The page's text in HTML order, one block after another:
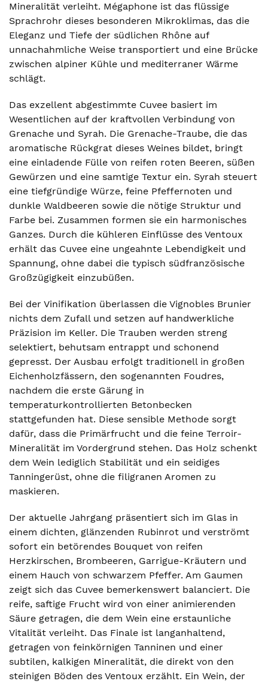
Mineralität verleiht. Mégaphone ist das flüssige
Sprachrohr dieses besonderen Mikroklimas, das die
Eleganz und Tiefe der südlichen Rhône auf
unnachahmliche Weise transportiert und eine Brücke
zwischen alpiner Kühle und mediterraner Wärme
schlägt.
Das exzellent abgestimmte Cuvee basiert im
Wesentlichen auf der kraftvollen Verbindung von
Grenache und Syrah. Die Grenache-Traube, die das
aromatische Rückgrat dieses Weines bildet, bringt
eine einladende Fülle von reifen roten Beeren, süßen
Gewürzen und eine samtige Textur ein. Syrah steuert
eine tiefgründige Würze, feine Pfeffernoten und
dunkle Waldbeeren sowie die nötige Struktur und
Farbe bei. Zusammen formen sie ein harmonisches
Ganzes. Durch die kühleren Einflüsse des Ventoux
erhält das Cuvee eine ungeahnte Lebendigkeit und
Spannung, ohne dabei die typisch südfranzösische
Großzügigkeit einzubüßen.
Bei der Vinifikation überlassen die Vignobles Brunier
nichts dem Zufall und setzen auf handwerkliche
Präzision im Keller. Die Trauben werden streng
selektiert, behutsam entrappt und schonend
gepresst. Der Ausbau erfolgt traditionell in großen
Eichenholzfässern, den sogenannten Foudres,
nachdem die erste Gärung in
temperaturkontrollierten Betonbecken
stattgefunden hat. Diese sensible Methode sorgt
dafür, dass die Primärfrucht und die feine Terroir-
Mineralität im Vordergrund stehen. Das Holz schenkt
dem Wein lediglich Stabilität und ein seidiges
Tanningerüst, ohne die filigranen Aromen zu
maskieren.
Der aktuelle Jahrgang präsentiert sich im Glas in
einem dichten, glänzenden Rubinrot und verströmt
sofort ein betörendes Bouquet von reifen
Herzkirschen, Brombeeren, Garrigue-Kräutern und
einem Hauch von schwarzem Pfeffer. Am Gaumen
zeigt sich das Cuvee bemerkenswert balanciert. Die
reife, saftige Frucht wird von einer animierenden
Säure getragen, die dem Wein eine erstaunliche
Vitalität verleiht. Das Finale ist langanhaltend,
getragen von feinkörnigen Tanninen und einer
subtilen, kalkigen Mineralität, die direkt von den
steinigen Böden des Ventoux erzählt. Ein Wein, der